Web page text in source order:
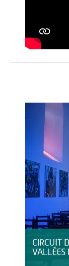
CIRCUIT
VALLÉES